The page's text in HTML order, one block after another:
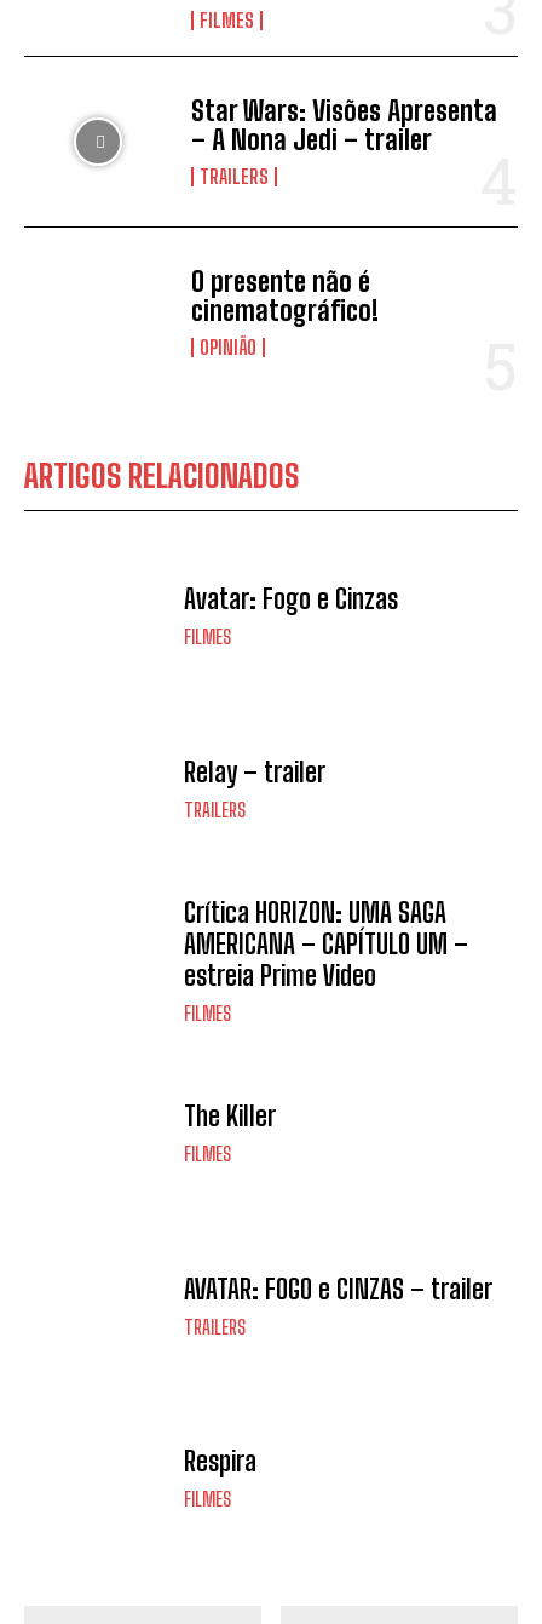
FILMES
Star Wars: Visões Apresenta
– A Nona Jedi – trailer
TRAILERS
O presente não é
cinematográfico!
OPINIÃO
ARTIGOS RELACIONADOS
Avatar: Fogo e Cinzas
FILMES
Relay – trailer
TRAILERS
Crítica HORIZON: UMA SAGA
AMERICANA – CAPÍTULO UM –
estreia Prime Video
FILMES
The Killer
FILMES
AVATAR: FOGO e CINZAS – trailer
TRAILERS
Respira
FILMES